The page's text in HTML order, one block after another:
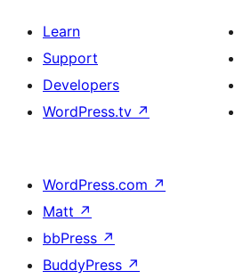
Learn
Support
Developers
WordPress.tv ↗
WordPress.com ↗
Matt ↗
bbPress ↗
BuddyPress ↗